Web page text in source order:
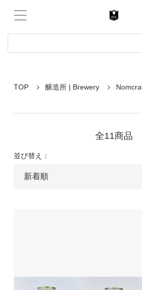
TOP 醸造所 | Brewery
全11商品
並び替え：